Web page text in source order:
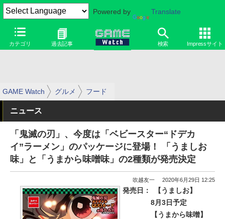
Powered by Translate
カテゴリ 過去記事 検索 Impressサイト
GAME Watch グルメ フード
ニュース
「鬼滅の刃」、今度は「ベビースター“ドデカ
イ”ラーメン」のパッケージに登場！ 「うましお
味」と「うまから味噌味」の2種類が発売決定
吹越友一 2020年6月29日 12:25
発売日：
【うましお】
8月3日予定
【うまから味噌】